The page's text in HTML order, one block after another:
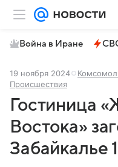
Война в Иране
19 ноября 2024
Происшествия
Гостиница
Востока»
Забайкалье